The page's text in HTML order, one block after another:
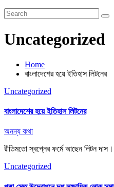
Uncategorized
Home
বাংলাদেশের হয়ে ইতিহাস লিটনের
Uncategorized
বাংলাদেশের হয়ে ইতিহাস লিটনের
অনন্য কথা
রীতিমতো স্বপ্নের ফর্মে আছেন লিটন
Uncategorized